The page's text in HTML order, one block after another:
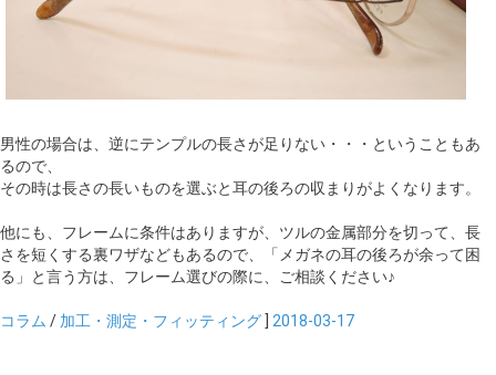
男性の場合は、逆にテンプルの長さが足りない・・・ということもあ
るので、
その時は長さの長いものを選ぶと耳の後ろの収まりがよくなります。
他にも、フレームに条件はありますが、ツルの金属部分を切って、長
さを短くする裏ワザなどもあるので、「メガネの耳の後ろが余って困
る」と言う方は、フレーム選びの際に、ご相談ください♪
コラム / 加工・測定・フィッティング 2018-03-17